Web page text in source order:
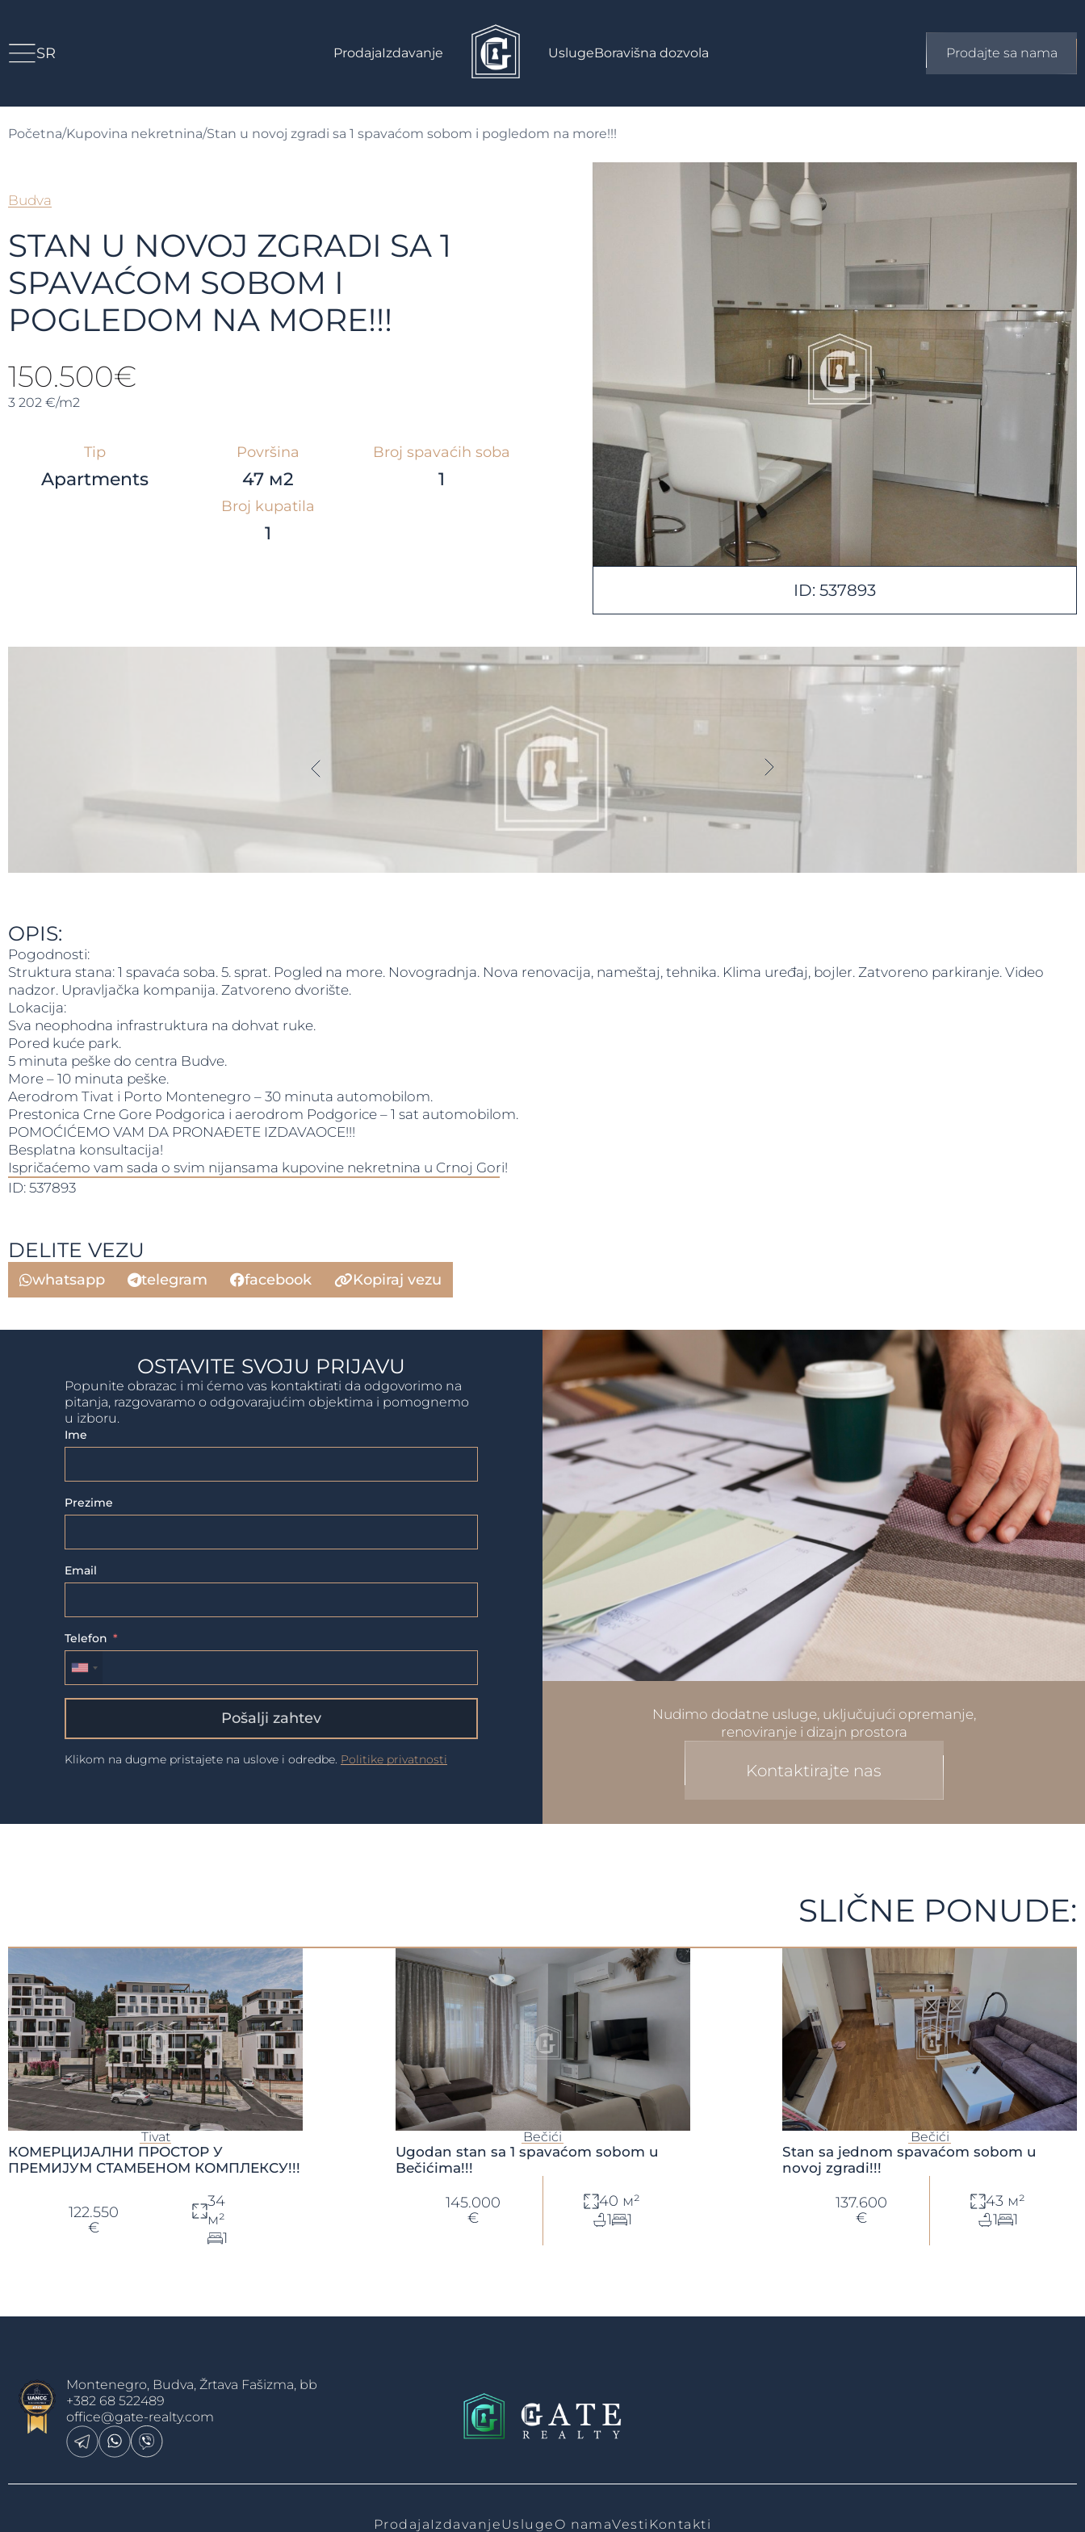
SR ProdajaIzdavanje UslugeBoravišna dozvola Prodajte sa nama
Početna/Kupovina nekretnina/Stan u novoj zgradi sa 1 spavaćom sobom i pogledom na more!!!
Budva
STAN U NOVOJ ZGRADI SA 1
SPAVAĆOM SOBOM I
POGLEDOM NA MORE!!!
150.500€
3 202 €/m2
Tip
Apartments
Površina
47 м2
Broj spavaćih soba
1
Broj kupatila
1
ID: 537893
OPIS:
Pogodnosti:
Struktura stana: 1 spavaća soba. 5. sprat. Pogled na more. Novogradnja. Nova renovacija, nameštaj, tehnika. Klima uređaj, bojler. Zatvoreno parkiranje. Video
nadzor. Upravljačka kompanija. Zatvoreno dvorište.
Lokacija:
Sva neophodna infrastruktura na dohvat ruke.
Pored kuće park.
5 minuta peške do centra Budve.
More – 10 minuta peške.
Aerodrom Tivat i Porto Montenegro – 30 minuta automobilom.
Prestonica Crne Gore Podgorica i aerodrom Podgorice – 1 sat automobilom.
POMOĆIĆEMO VAM DA PRONAĐETE IZDAVAOCE!!!
Besplatna konsultacija!
Ispričaćemo vam sada o svim nijansama kupovine nekretnina u Crnoj Gori!
ID: 537893
DELITE VEZU
whatsapp telegram facebook Kopiraj vezu
OSTAVITE SVOJU PRIJAVU
Popunite obrazac i mi ćemo vas kontaktirati da odgovorimo na
pitanja, razgovaramo o odgovarajućim objektima i pomognemo
u izboru.
Ime
Prezime
Email
Telefon
Pošalji zahtev
Klikom na dugme pristajete na uslove i odredbe. Politike privatnosti
Nudimo dodatne usluge, uključujući opremanje,
renoviranje i dizajn prostora
Kontaktirajte nas
SLIČNE PONUDE:
Tivat
КОМЕРЦИЈАЛНИ ПРОСТОР У
ПРЕМИЈУМ СТАМБЕНОМ КОМПЛЕКСУ!!!
122.550
€
34
м²
1
Bečići
Ugodan stan sa 1 spavaćom sobom u
Bečićima!!!
145.000
€
40 м²
1
1
Bečići
Stan sa jednom spavaćom sobom u
novoj zgradi!!!
137.600
€
43 м²
1
1
Montenegro, Budva, Žrtava Fašizma, bb
+382 68 522489
office@gate-realty.com
Prodaja IzdavanjeUsluge O namaVesti Kontakti